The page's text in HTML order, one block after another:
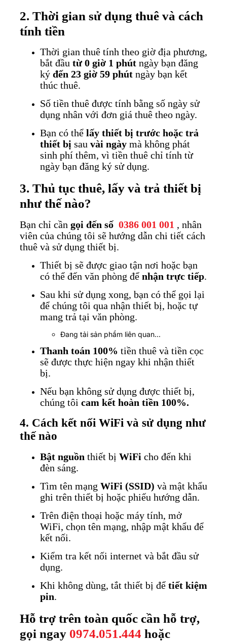
2. Thời gian sử dụng thuê và cách
tính tiền
Thời gian thuê tính theo giờ địa phương,
bắt đầu từ 0 giờ 1 phút ngày bạn đăng
ký đến 23 giờ 59 phút ngày bạn kết
thúc thuê.
Số tiền thuê được tính bằng số ngày sử
dụng nhân với đơn giá thuê theo ngày.
Bạn có thể lấy thiết bị trước hoặc trả
thiết bị sau vài ngày mà không phát
sinh phí thêm, vì tiền thuê chỉ tính từ
ngày bạn đăng ký sử dụng.
3. Thủ tục thuê, lấy và trả thiết bị
như thế nào?
Bạn chỉ cần gọi đến số 0386 001 001 , nhân
viên của chúng tôi sẽ hướng dẫn chi tiết cách
thuê và sử dụng thiết bị.
Thiết bị sẽ được giao tận nơi hoặc bạn
có thể đến văn phòng để nhận trực tiếp.
Sau khi sử dụng xong, bạn có thể gọi lại
để chúng tôi qua nhận thiết bị, hoặc tự
mang trả tại văn phòng.
Đang tải sản phẩm liên quan...
Thanh toán 100% tiền thuê và tiền cọc
sẽ được thực hiện ngay khi nhận thiết
bị.
Nếu bạn không sử dụng được thiết bị,
chúng tôi cam kết hoàn tiền 100%.
4. Cách kết nối WiFi và sử dụng như
thế nào
Bật nguồn thiết bị WiFi cho đến khi
đèn sáng.
Tìm tên mạng WiFi (SSID) và mật khẩu
ghi trên thiết bị hoặc phiếu hướng dẫn.
Trên điện thoại hoặc máy tính, mở
WiFi, chọn tên mạng, nhập mật khẩu để
kết nối.
Kiểm tra kết nối internet và bắt đầu sử
dụng.
Khi không dùng, tắt thiết bị để tiết kiệm
pin.
Hỗ trợ trên toàn quốc cần hỗ trợ,
gọi ngay 0974.051.444 hoặc